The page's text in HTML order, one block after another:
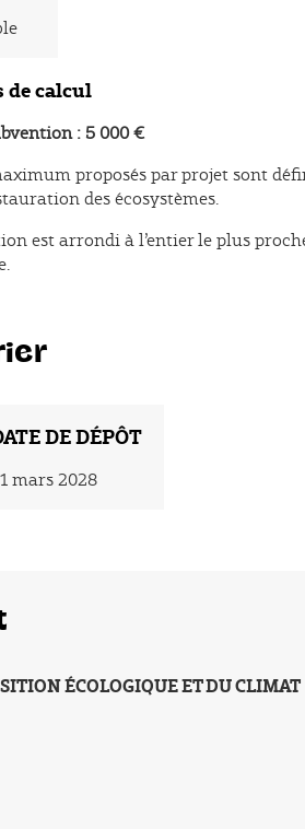
de calcul
: 5 000 €
proposés par projet sont
des écosystèmes.
est arrondi à l’entier le plus
DE DÉPÔT
mars 2028
ÉCOLOGIQUE ET DU CLIMAT